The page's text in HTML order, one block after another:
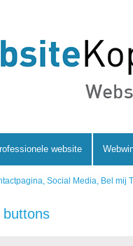
Social Media, Bel mij
buttons
website